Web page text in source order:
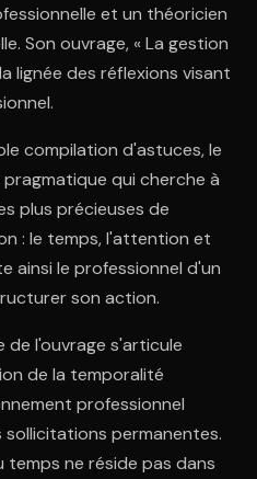
et un théoricien
Son ouvrage, « La gestion
lignée des réflexions visant
compilation d'astuces, le
qui cherche à
plus précieuses de
: le temps, l'attention et
ainsi le professionnel d'un
son action.
l'ouvrage s'articule
de la temporalité
professionnel
permanentes.
temps ne réside pas dans